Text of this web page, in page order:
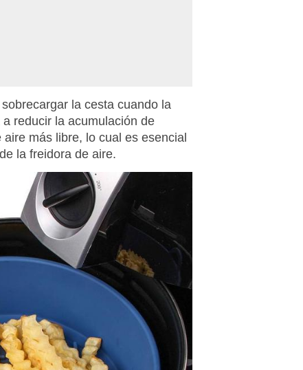
la cesta cuando la
reducir la acumulación de
más libre, lo cual es esencial
la freidora de aire.